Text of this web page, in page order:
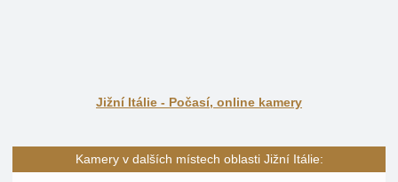
Jižní Itálie - Počasí, online kamery
Kamery v dalších místech oblasti Jižní Itálie: